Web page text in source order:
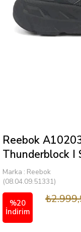
Reebok
Thunderblock I
Marka : Reebok
(08.04.09.51331)
%20
İndirim